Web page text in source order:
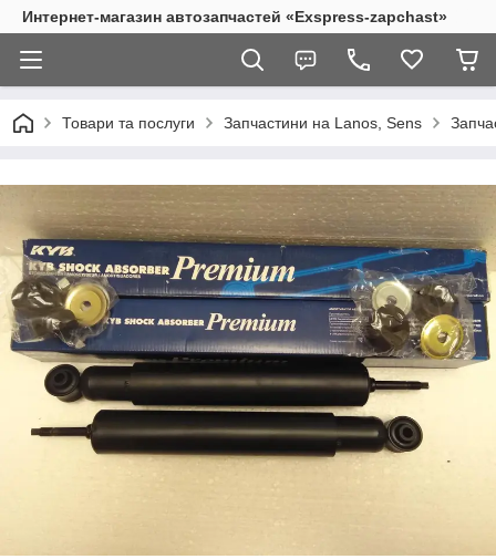
Интернет-магазин автозапчастей «Exspress-zapchast»
Товари та послуги Запчастини на Lanos, Sens